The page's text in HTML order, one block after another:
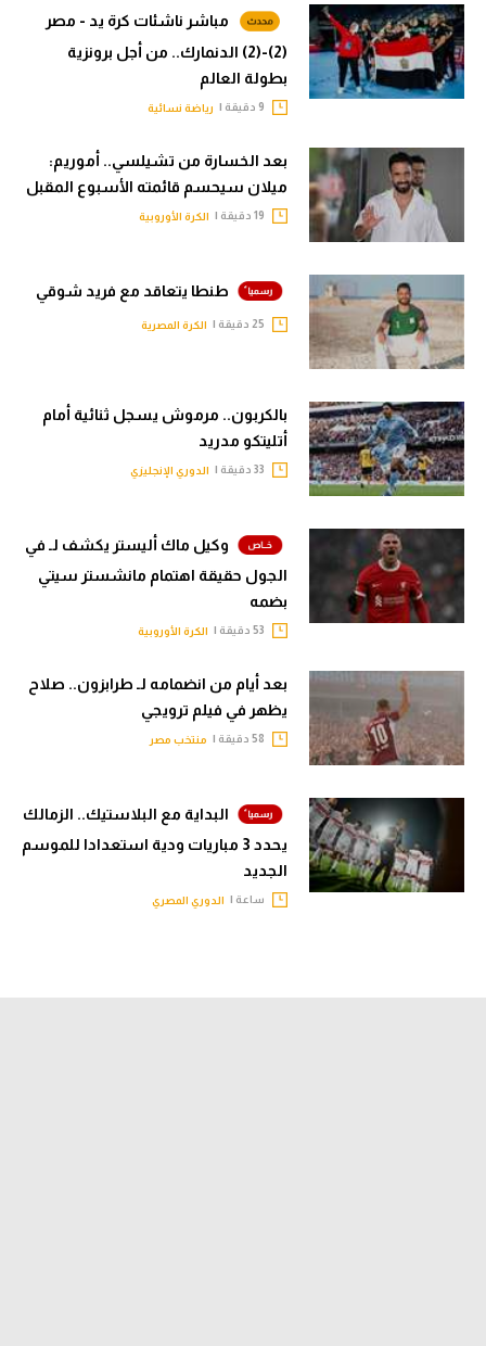
مباشر ناشئات كرة يد - مصر
(2)-(2) الدنمارك.. من أجل برونزية
بطولة العالم
رياضة نسائية
بعد الخسارة من تشيلسي.. أموريم:
ميلان سيحسم قائمته الأسبوع المقبل
الكرة الأوروبية
طنطا يتعاقد مع فريد شوقي
الكرة المصرية
بالكربون.. مرموش يسجل ثنائية أمام
أتليتكو مدريد
الدوري الإنجليزي
وكيل ماك أليستر يكشف لـ في
الجول حقيقة اهتمام مانشستر سيتي
بضمه
الكرة الأوروبية
بعد أيام من انضمامه لـ طرابزون.. صلاح
يظهر في فيلم ترويجي
منتخب مصر
البداية مع البلاستيك.. الزمالك
يحدد 3 مباريات ودية استعدادا للموسم
الجديد
ساعة | الدوري المصري